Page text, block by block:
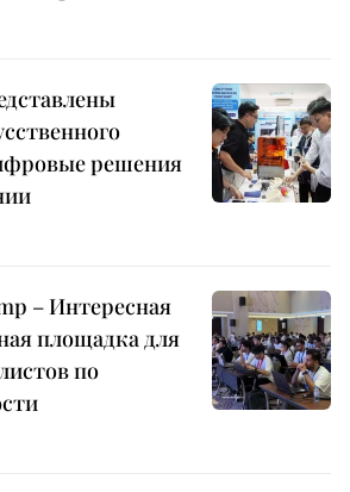
решения
– Интересная
площадка для
по